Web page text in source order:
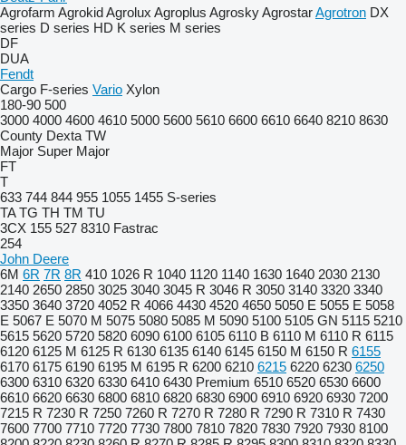
Agrofarm AgrokidAgrolux Agroplus AgroskyAgrostarAgrotron DX
series D series HD K series M series
DF
DUA
Fendt
Cargo F-series Vario Xylon
180-90 500
3000 4000 4600 4610 5000 5600 5610 6600 6610 6640 8210 8630
County Dexta TW
Major Super Major
FT
T
633 744 844 955 1055 1455 S-series
TA TG TH TM TU
3CX 155 527 8310 Fastrac
254
John Deere
6M 6R 7R 8R 410 1026 R 1040 1120 1140 1630 1640 2030 2130
2140 2650 2850 3025 3040 3045 R 3046 R 3050 3140 3320 3340
3350 3640 3720 4052 R 4066 4430 4520 4650 5050 E 5055 E 5058
E 5067 E 5070 M 5075 5080 5085 M 5090 5100 5105 GN 5115 5210
5615 5620 5720 5820 6090 6100 6105 6110 B 6110 M 6110 R 6115
6120 6125 M 6125 R 6130 6135 6140 6145 6150 M 6150 R 6155
6170 6175 6190 6195 M 6195 R 6200 6210 6215 6220 6230 6250
6300 6310 6320 6330 6410 6430 Premium 6510 6520 6530 6600
6610 6620 6630 6800 6810 6820 6830 6900 6910 6920 6930 7200
7215 R 7230 R 7250 7260 R 7270 R 7280 R 7290 R 7310 R 7430
7600 7700 7710 7720 7730 7800 7810 7820 7830 7920 7930 8100